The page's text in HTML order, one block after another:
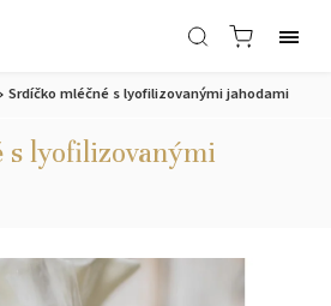
Srdíčko mléčné s lyofilizovanými jahodami
s lyofilizovanými